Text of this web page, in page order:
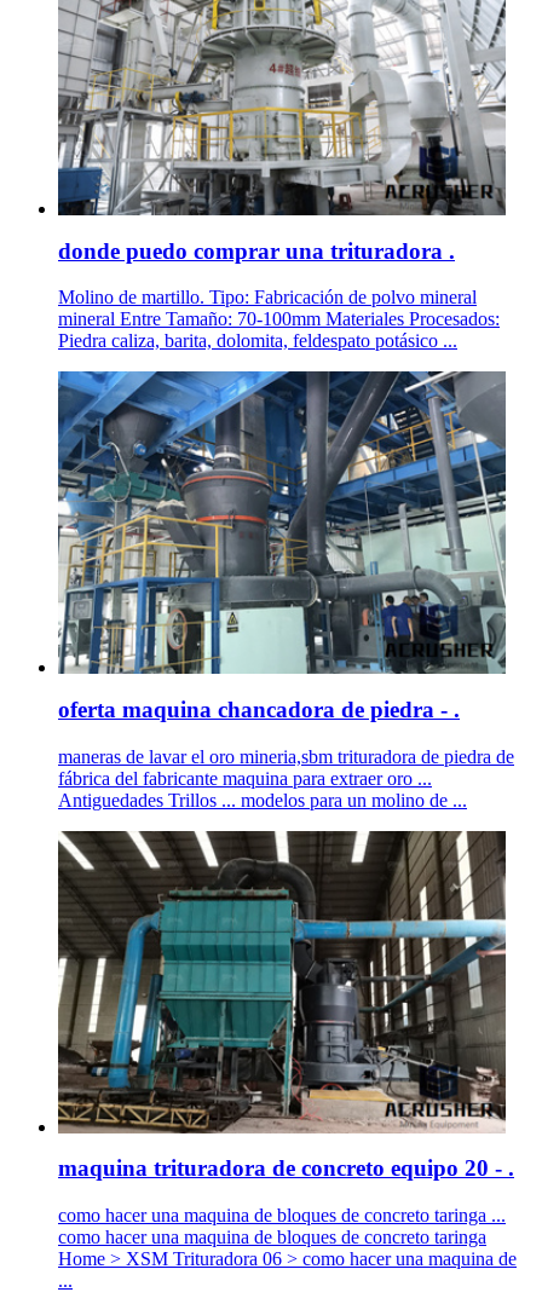
donde puedo comprar una trituradora .
Molino de martillo. Tipo: Fabricación de polvo mineral
mineral Entre Tamaño: 70-100mm Materiales Procesados:
Piedra caliza, barita, dolomita, feldespato potásico ...
oferta maquina chancadora de piedra - .
maneras de lavar el oro mineria,sbm trituradora de piedra de
fábrica del fabricante maquina para extraer oro ...
Antiguedades Trillos ... modelos para un molino de ...
maquina trituradora de concreto equipo 20 - .
como hacer una maquina de bloques de concreto taringa ...
como hacer una maquina de bloques de concreto taringa
Home > XSM Trituradora 06 > como hacer una maquina de
...